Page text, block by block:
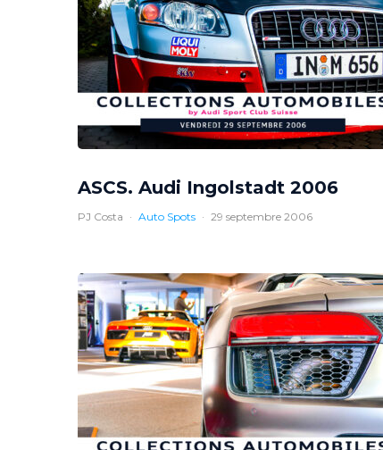
ASCS. Audi Ingolstadt 2006
PJ Costa · Auto Spots · 29 septembre 2006